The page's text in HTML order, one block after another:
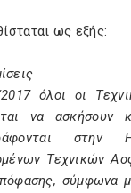
ως εξής:
όλοι οι
να ασκήσουν
στην
Τεχνικών
σύμφωνα